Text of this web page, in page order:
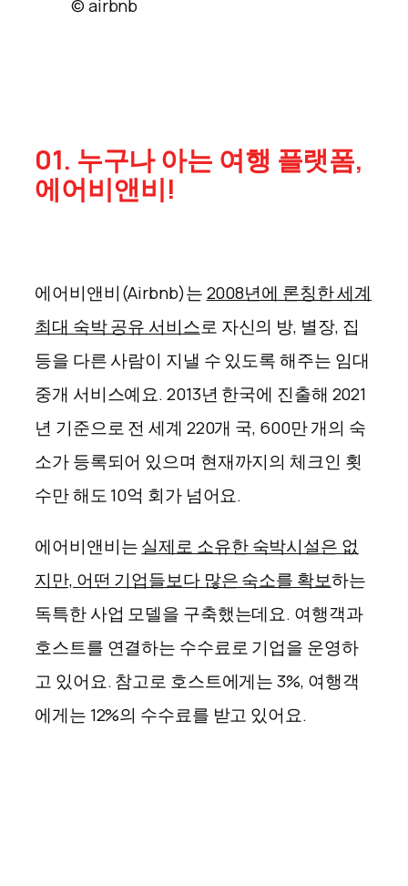
© airbnb
01. 누구나 아는 여행 플랫폼,
에어비앤비!
에어비앤비(Airbnb)는2008년에 론칭한 세계
최대 숙박 공유 서비스로 자신의 방, 별장, 집
등을 다른 사람이 지낼 수 있도록 해주는 임대
중개 서비스예요. 2013년 한국에 진출해 2021
년 기준으로 전 세계 220개 국, 600만 개의 숙
소가 등록되어 있으며 현재까지의 체크인 횟
수만 해도 10억 회가 넘어요.
에어비앤비는실제로 소유한 숙박시설은 없
지만, 어떤 기업들보다 많은 숙소를 확보하는
독특한 사업 모델을 구축했는데요. 여행객과
호스트를 연결하는 수수료로 기업을 운영하
고 있어요. 참고로 호스트에게는 3%, 여행객
에게는 12%의 수수료를 받고 있어요.